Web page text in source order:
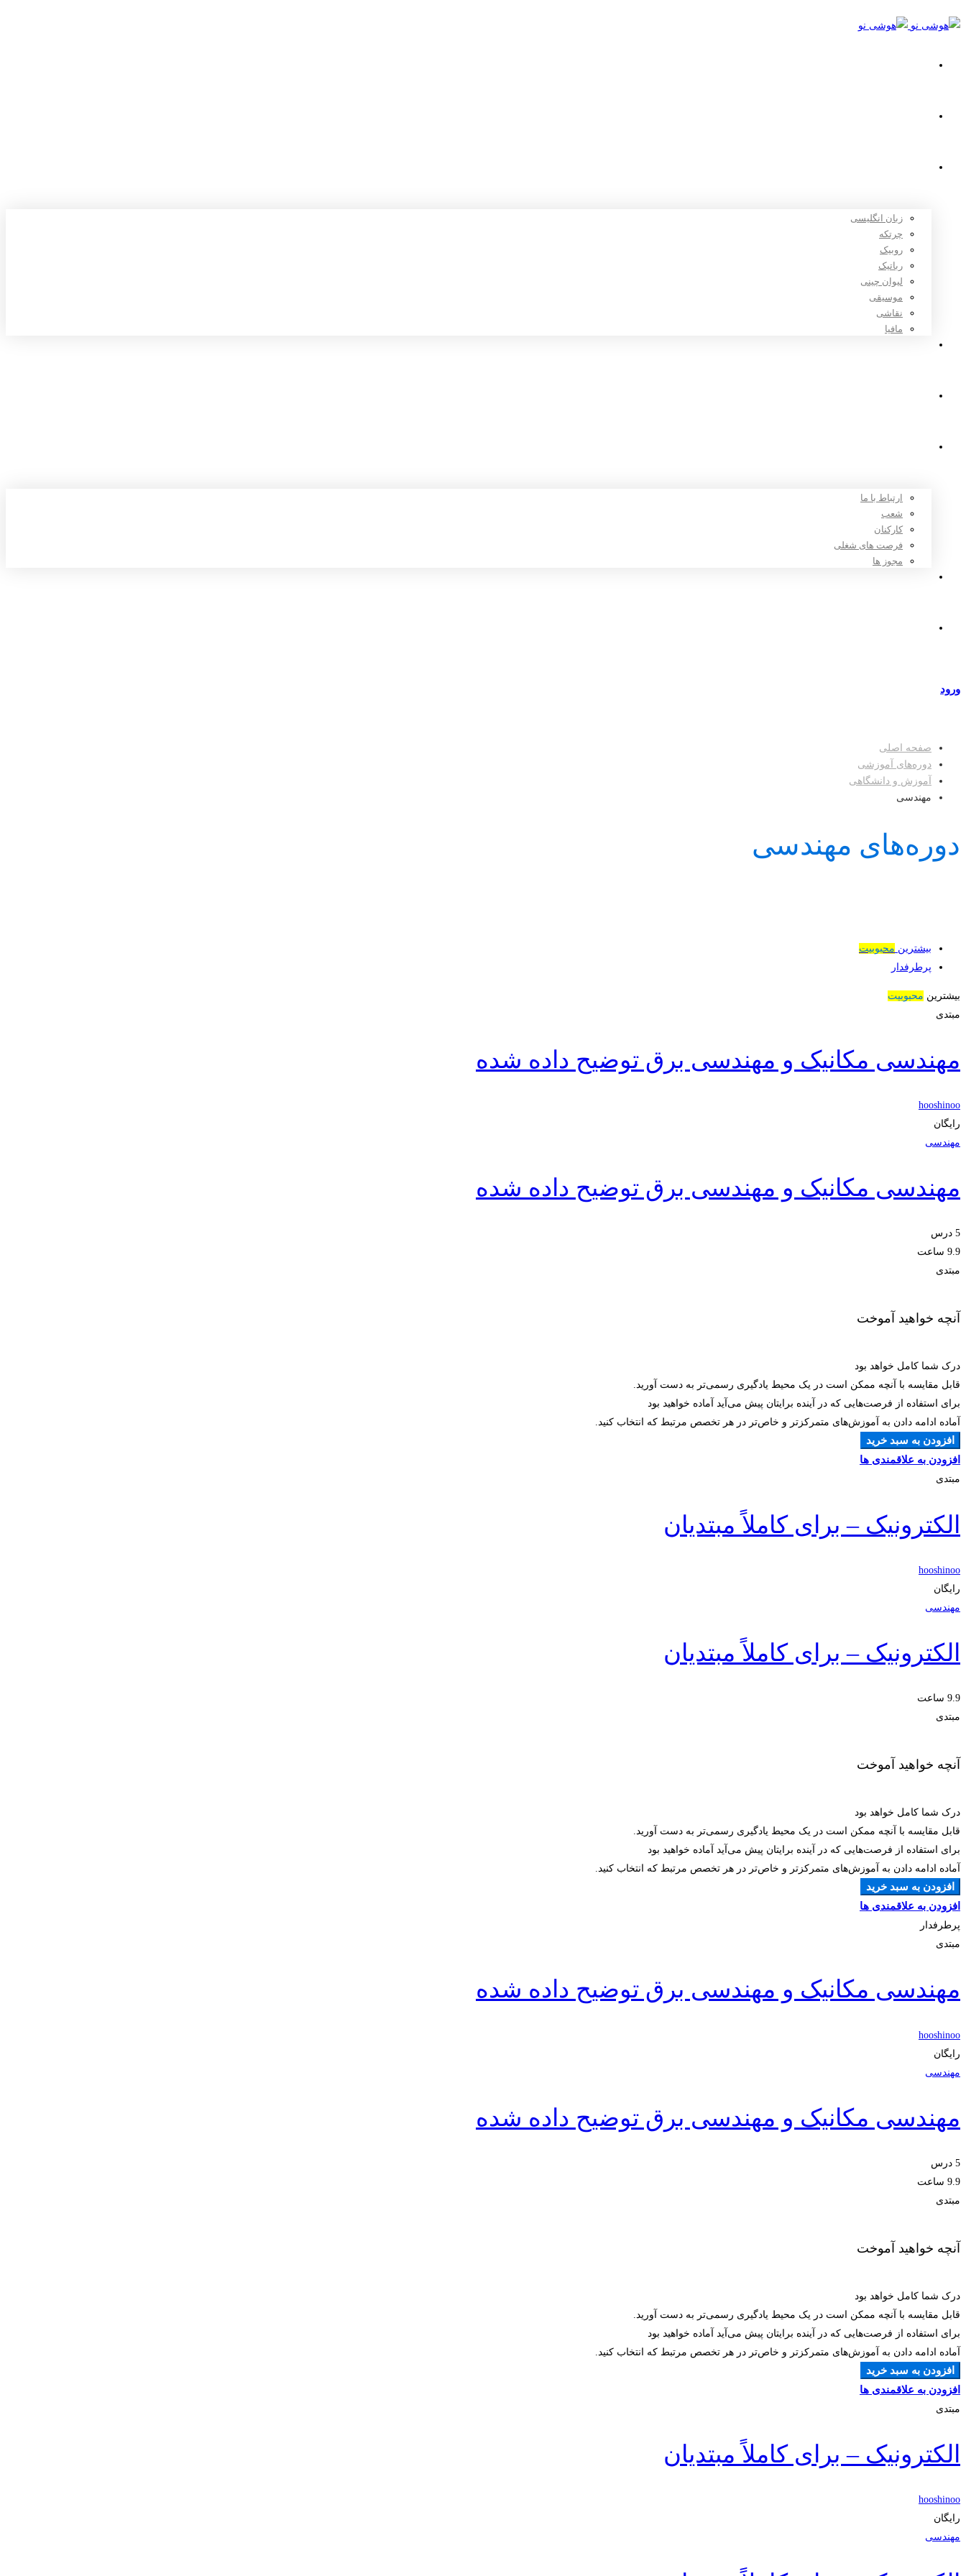
زبان انگلیسی
چرتکه
روبیک
رباتیک
لیوان چینی
موسیقی
نقاشی
مافیا
ارتباط با ما
شعب
کارکنان
فرصت های شغلی
مجوز ها
ورود
صفحه اصلی
دوره‌های آموزشی
آموزش و دانشگاهی
مهندسی
دوره‌های مهندسی
بیشترین محبوبیت
پرطرفدار
بیشترین محبوبیت
مبتدی
مهندسی مکانیک و مهندسی برق توضیح داده شده
hooshinoo
رایگان
مهندسی
مهندسی مکانیک و مهندسی برق توضیح داده شده
5 درس
9.9 ساعت
مبتدی
آنچه خواهید آموخت
درک شما کامل خواهد بود
قابل مقایسه با آنچه ممکن است در یک محیط یادگیری رسمی‌تر به دست آورید.
برای استفاده از فرصت‌هایی که در آینده برایتان پیش می‌آید آماده خواهید بود
آماده ادامه دادن به آموزش‌های متمرکزتر و خاص‌تر در هر تخصص مرتبط که انتخاب کنید.
افزودن به سبد خرید
افزودن به علاقمندی ها
مبتدی
الکترونیک – برای کاملاً مبتدیان
hooshinoo
رایگان
مهندسی
الکترونیک – برای کاملاً مبتدیان
9.9 ساعت
مبتدی
آنچه خواهید آموخت
درک شما کامل خواهد بود
قابل مقایسه با آنچه ممکن است در یک محیط یادگیری رسمی‌تر به دست آورید.
برای استفاده از فرصت‌هایی که در آینده برایتان پیش می‌آید آماده خواهید بود
آماده ادامه دادن به آموزش‌های متمرکزتر و خاص‌تر در هر تخصص مرتبط که انتخاب کنید.
افزودن به سبد خرید
افزودن به علاقمندی ها
پرطرفدار
مبتدی
مهندسی مکانیک و مهندسی برق توضیح داده شده
hooshinoo
رایگان
مهندسی
مهندسی مکانیک و مهندسی برق توضیح داده شده
5 درس
9.9 ساعت
مبتدی
آنچه خواهید آموخت
درک شما کامل خواهد بود
قابل مقایسه با آنچه ممکن است در یک محیط یادگیری رسمی‌تر به دست آورید.
برای استفاده از فرصت‌هایی که در آینده برایتان پیش می‌آید آماده خواهید بود
آماده ادامه دادن به آموزش‌های متمرکزتر و خاص‌تر در هر تخصص مرتبط که انتخاب کنید.
افزودن به سبد خرید
افزودن به علاقمندی ها
مبتدی
الکترونیک – برای کاملاً مبتدیان
hooshinoo
رایگان
مهندسی